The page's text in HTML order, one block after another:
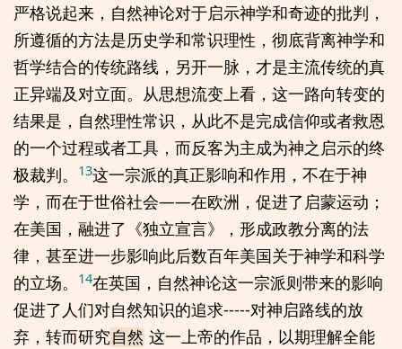
严格说起来，自然神论对于启示神学和奇迹的批判，
所遵循的方法是历史学和常识理性，彻底背离神学和
哲学结合的传统路线，另开一脉，才是主流传统的真
正异端及对立面。从思想流变上看，这一路向转变的
结果是，自然理性常识，从此不是完成信仰或者救恩
的一个过程或者工具，而反客为主成为神之启示的终
极裁判。
13这一宗派的真正影响和作用，不在于神
学，而在于世俗社会——在欧洲，促进了启蒙运动；
在美国，融进了《独立宣言》，形成政教分离的法
律，甚至进一步影响此后数百年美国关于神学和科学
的立场。
14在英国，自然神论这一宗派则带来的影响
促进了人们对自然知识的追求-----对神启路线的放
弃，转而研究 自然 这一上帝的作品，以期理解全能